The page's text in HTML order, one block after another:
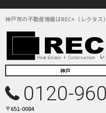
(3) お客さま情報の収集に際して
(4) お客さま情報の漏洩、紛失、
講じて適切な管理を行います。
(5) 保有するお客さま情報につい
除、利用停止の依頼を所定の窓
具体的には、以下の内容に従っ
３．お客様の情報の利用目的
神戸市の不動産情報はREC+（レクタス
神戸
0120-
〒651-0084